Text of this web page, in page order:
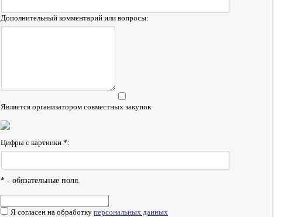
Дополнительный комментарий или вопросы:
Является организатором совместных закупок
Цифры с картинки *:
* - обязательные поля.
Я согласен на обработку персональных данных